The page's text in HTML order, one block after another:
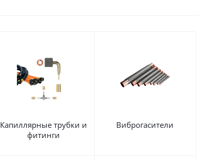
Капиллярные трубки и
фитинги
Виброгасители